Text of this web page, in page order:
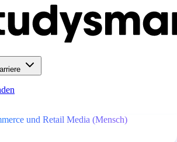
und Retail Media (Mensch)